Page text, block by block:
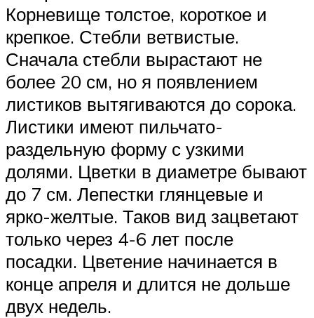
Корневище толстое, короткое и
крепкое. Стебли ветвистые.
Сначала стебли вырастают не
более 20 см, но я появлением
листиков вытягиваются до сорока.
Листики имеют пильчато-
раздельную форму с узкими
долями. Цветки в диаметре бывают
до 7 см. Лепестки глянцевые и
ярко-желтые. Таков вид зацветают
только через 4-6 лет после
посадки. Цветение начинается в
конце апреля и длится не дольше
двух недель.